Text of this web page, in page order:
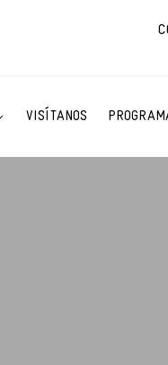
VISÍTANOS